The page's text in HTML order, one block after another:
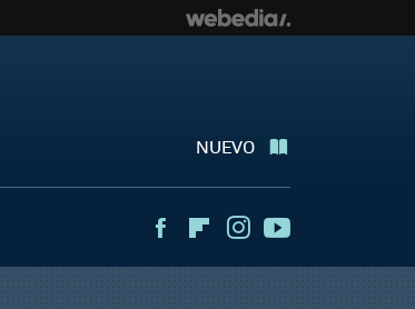
NUEVO
FacebookFlipboardInstagram